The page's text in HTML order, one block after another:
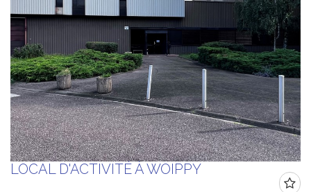
LOCAL D'ACTIVITÉ À WOIPPY